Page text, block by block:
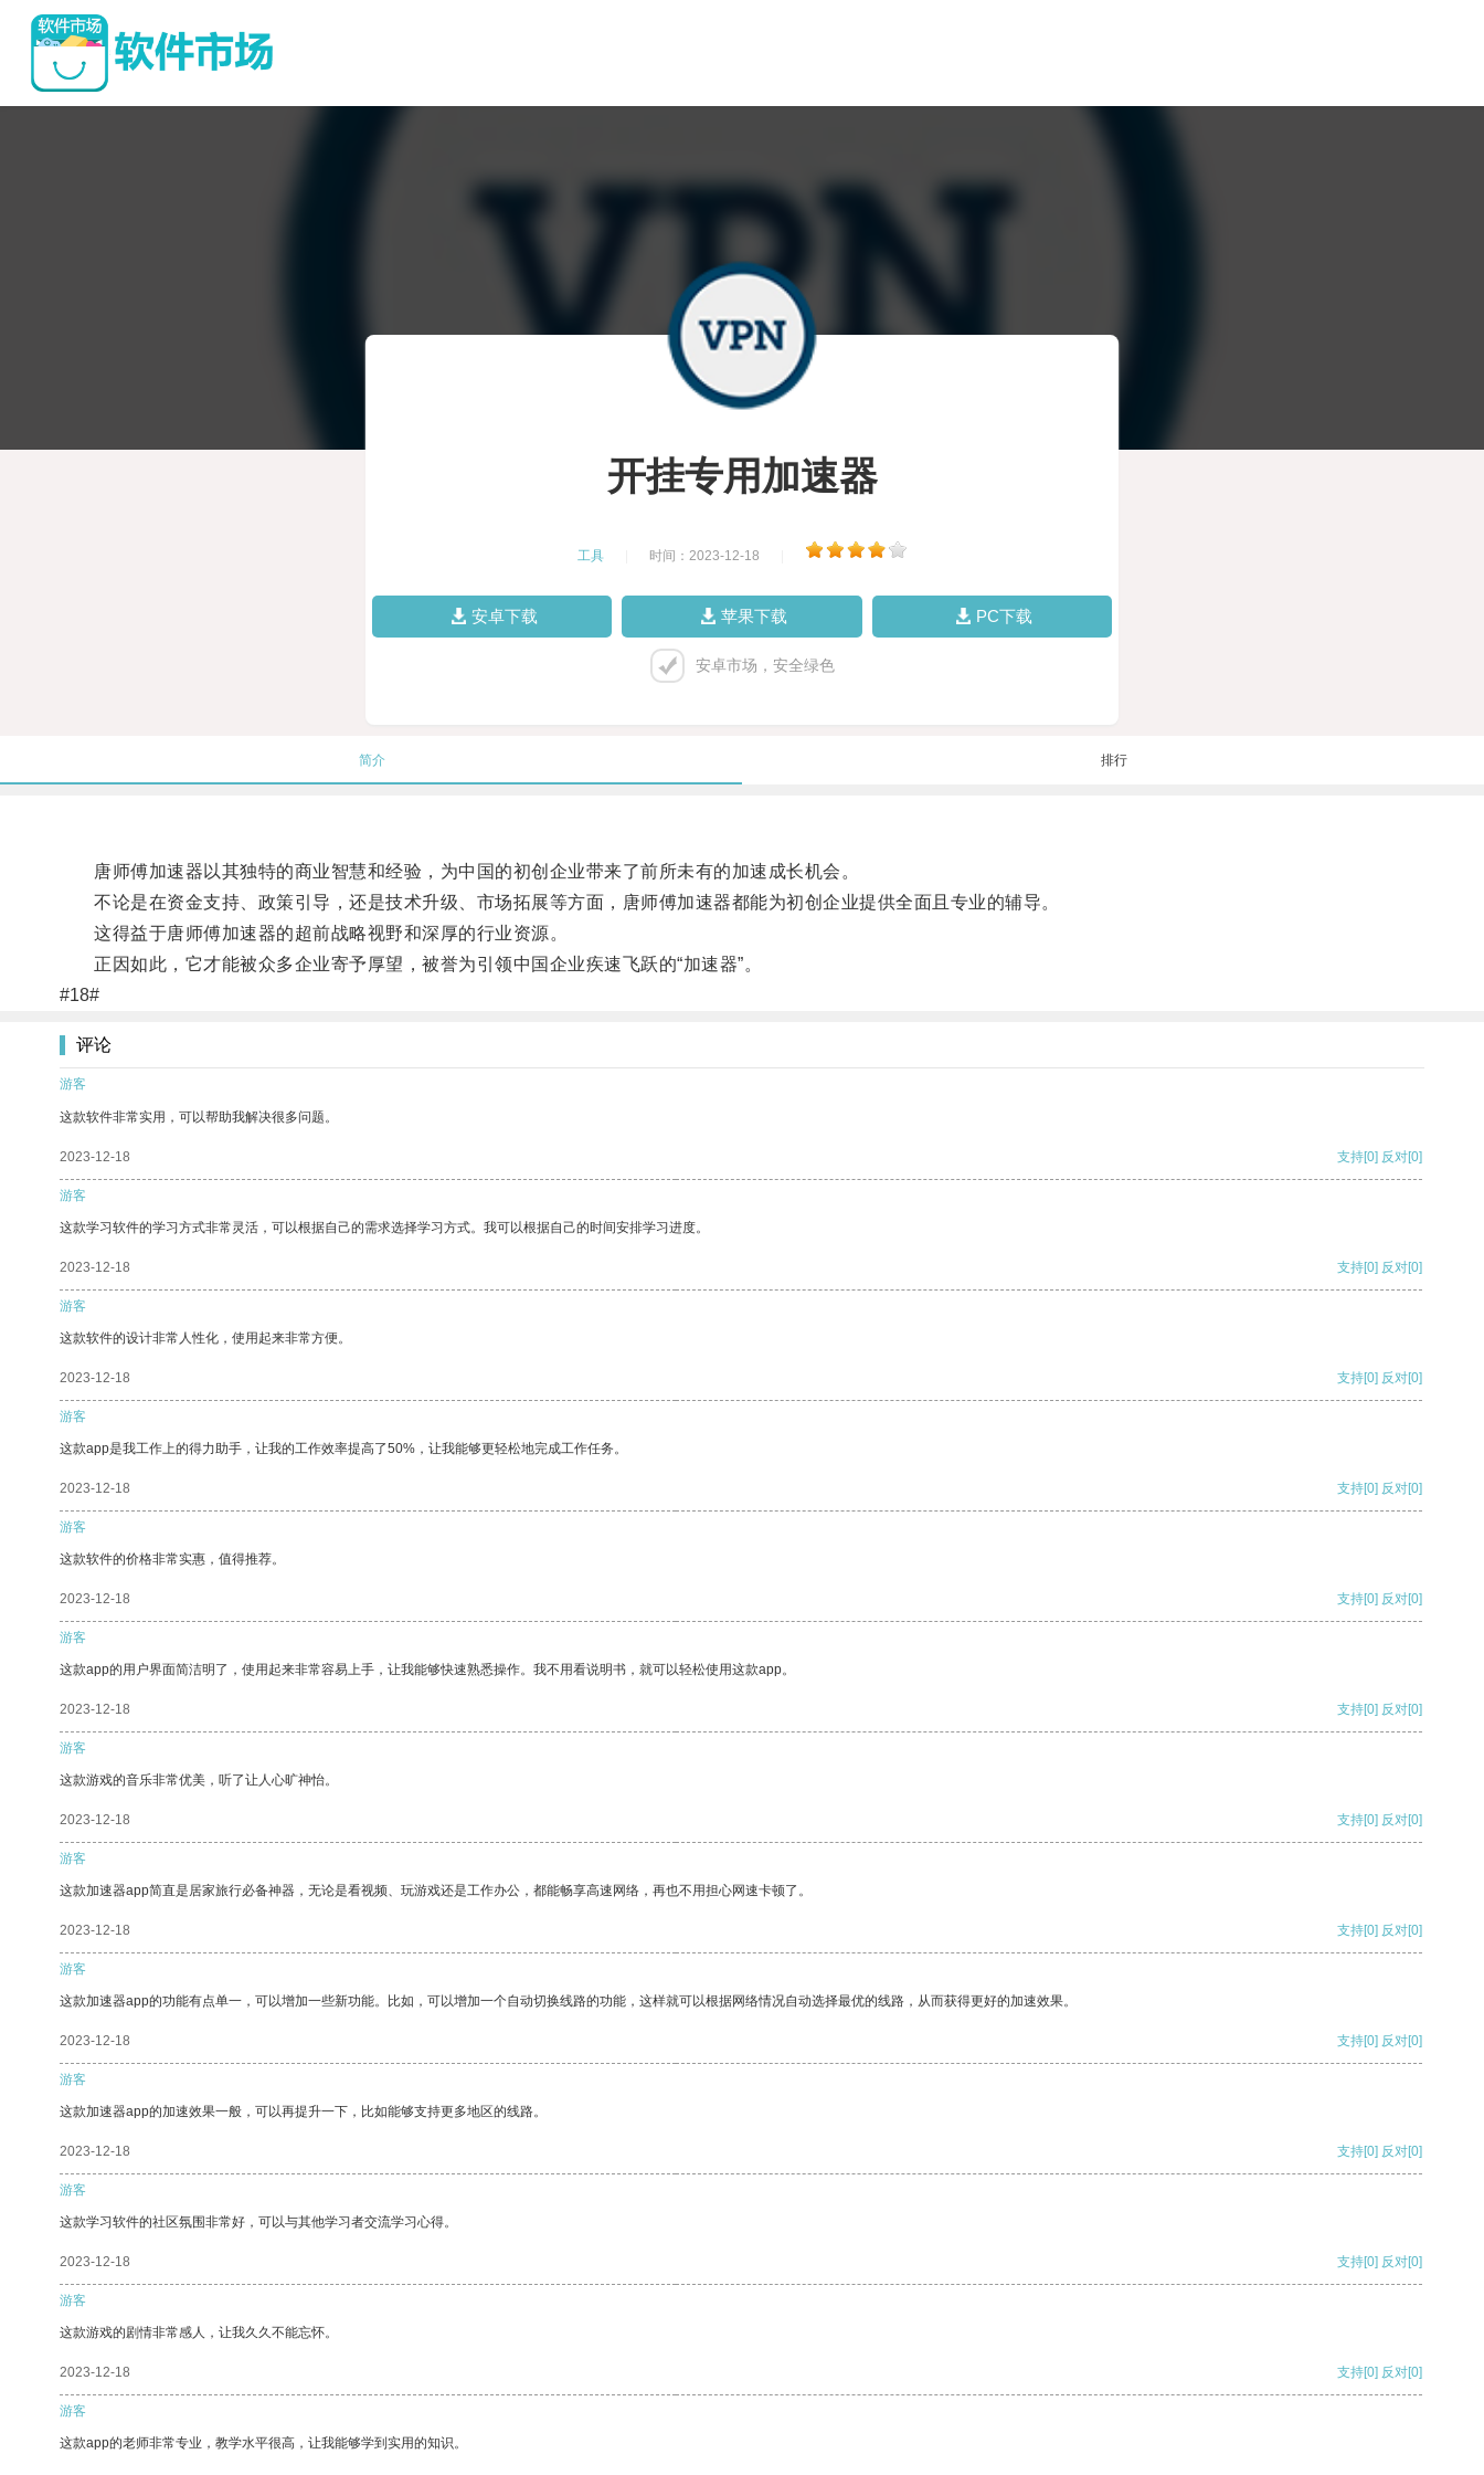
开挂专用加速器
工具 时间：2023-12-18
安卓下载 苹果下载 PC下载
安卓市场，安全绿色
简介 排行
唐师傅加速器以其独特的商业智慧和经验，为中国的初创企业带来了前所未有的加速成长机会。
不论是在资金支持、政策引导，还是技术升级、市场拓展等方面，唐师傅加速器都能为初创企业提供全面且专业的辅导。
这得益于唐师傅加速器的超前战略视野和深厚的行业资源。
正因如此，它才能被众多企业寄予厚望，被誉为引领中国企业疾速飞跃的“加速器”。
#18#
评论
游客
这款软件非常实用，可以帮助我解决很多问题。
2023-12-18 支持[0] 反对[0]
游客
这款学习软件的学习方式非常灵活，可以根据自己的需求选择学习方式。我可以根据自己的时间安排学习进度。
2023-12-18 支持[0] 反对[0]
游客
这款软件的设计非常人性化，使用起来非常方便。
2023-12-18 支持[0] 反对[0]
游客
这款app是我工作上的得力助手，让我的工作效率提高了50%，让我能够更轻松地完成工作任务。
2023-12-18 支持[0] 反对[0]
游客
这款软件的价格非常实惠，值得推荐。
2023-12-18 支持[0] 反对[0]
游客
这款app的用户界面简洁明了，使用起来非常容易上手，让我能够快速熟悉操作。我不用看说明书，就可以轻松使用这款app。
2023-12-18 支持[0] 反对[0]
游客
这款游戏的音乐非常优美，听了让人心旷神怡。
2023-12-18 支持[0] 反对[0]
游客
这款加速器app简直是居家旅行必备神器，无论是看视频、玩游戏还是工作办公，都能畅享高速网络，再也不用担心网速卡顿了。
2023-12-18 支持[0] 反对[0]
游客
这款加速器app的功能有点单一，可以增加一些新功能。比如，可以增加一个自动切换线路的功能，这样就可以根据网络情况自动选择最优的线路，从而获得更好的加速效果。
2023-12-18 支持[0] 反对[0]
游客
这款加速器app的加速效果一般，可以再提升一下，比如能够支持更多地区的线路。
2023-12-18 支持[0] 反对[0]
游客
这款学习软件的社区氛围非常好，可以与其他学习者交流学习心得。
2023-12-18 支持[0] 反对[0]
游客
这款游戏的剧情非常感人，让我久久不能忘怀。
2023-12-18 支持[0] 反对[0]
游客
这款app的老师非常专业，教学水平很高，让我能够学到实用的知识。